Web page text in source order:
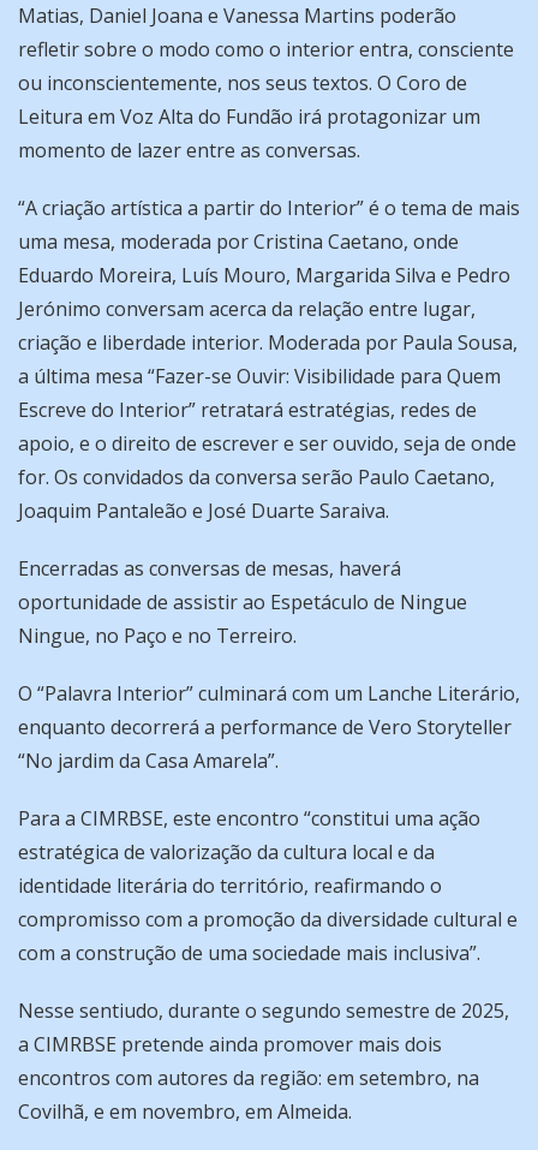
Matias, Daniel Joana e Vanessa Martins poderão
refletir sobre o modo como o interior entra, consciente
ou inconscientemente, nos seus textos. O Coro de
Leitura em Voz Alta do Fundão irá protagonizar um
momento de lazer entre as conversas.
“A criação artística a partir do Interior” é o tema de mais
uma mesa, moderada por Cristina Caetano, onde
Eduardo Moreira, Luís Mouro, Margarida Silva e Pedro
Jerónimo conversam acerca da relação entre lugar,
criação e liberdade interior. Moderada por Paula Sousa,
a última mesa “Fazer-se Ouvir: Visibilidade para Quem
Escreve do Interior” retratará estratégias, redes de
apoio, e o direito de escrever e ser ouvido, seja de onde
for. Os convidados da conversa serão Paulo Caetano,
Joaquim Pantaleão e José Duarte Saraiva.
Encerradas as conversas de mesas, haverá
oportunidade de assistir ao Espetáculo de Ningue
Ningue, no Paço e no Terreiro.
O “Palavra Interior” culminará com um Lanche Literário,
enquanto decorrerá a performance de Vero Storyteller
“No jardim da Casa Amarela”.
Para a CIMRBSE, este encontro “constitui uma ação
estratégica de valorização da cultura local e da
identidade literária do território, reafirmando o
compromisso com a promoção da diversidade cultural e
com a construção de uma sociedade mais inclusiva”.
Nesse sentiudo, durante o segundo semestre de 2025,
a CIMRBSE pretende ainda promover mais dois
encontros com autores da região: em setembro, na
Covilhã, e em novembro, em Almeida.